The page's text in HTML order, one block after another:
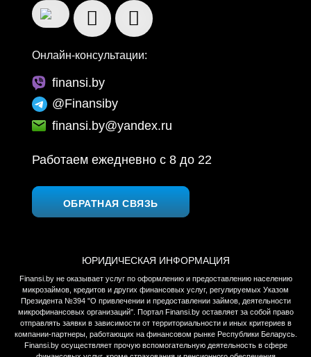
Онлайн-консультации:
finansi.by
@Finansiby
finansi.by@yandex.ru
Работаем ежедневно c 8 до 22
ОБРАТНАЯ СВЯЗЬ
ЮРИДИЧЕСКАЯ ИНФОРМАЦИЯ
Finansi.by не оказывает услуг по оформлению и предоставлению населению
микрозаймов, кредитов и других финансовых услуг, регулируемых Указом
Президента №394 "О привлечении и предоставлении займов, деятельности
микрофинансовых организаций". Портал Finansi.by оставляет за собой право
отправлять заявки в зависимости от территориальности и иных критериев в
компании-партнеры, работающих на финансовом рынке Республики Беларусь.
Finansi.by осуществляет прочую вспомогательную деятельность в сфере